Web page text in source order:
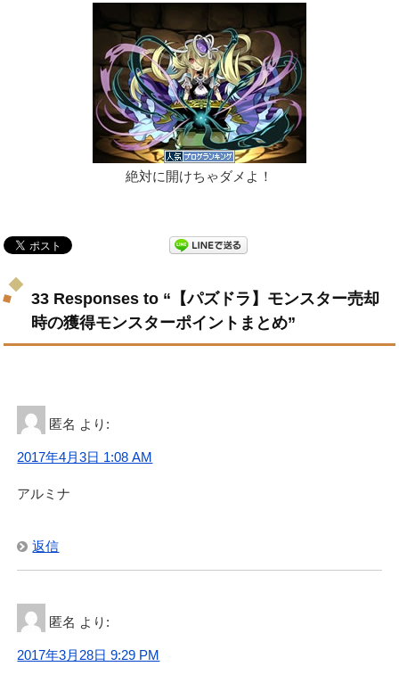
絶対に開けちゃダメよ！
33 Responses to “【パズドラ】モンスター売却
時の獲得モンスターポイントまとめ”
匿名 より:
2017年4月3日 1:08 AM
アルミナ
返信
匿名 より:
2017年3月28日 9:29 PM